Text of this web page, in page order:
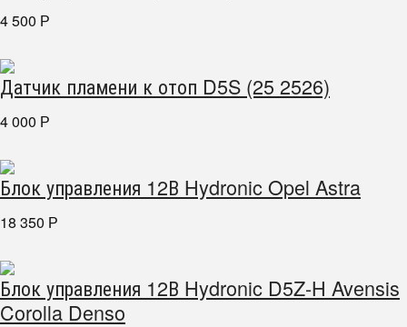
4 500 Р
Датчик пламени к отоп D5S (25 2526)
4 000 Р
Блок управления 12В Hydronic Opel Astra
18 350 Р
Блок управления 12В Hydronic D5Z-H Avensis
Corolla Denso